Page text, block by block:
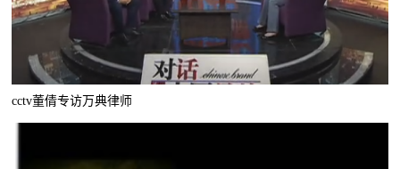
cctv董倩专访万典律师